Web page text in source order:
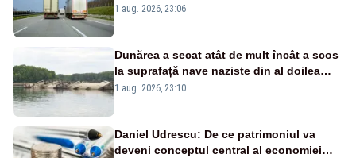
județe
1 aug. 2026, 23:06
Dunărea a secat atât de mult încât a scos
la suprafață nave naziste din al doilea
război mondial
1 aug. 2026, 23:10
Daniel Udrescu: De ce patrimoniul va
deveni conceptul central al economiei